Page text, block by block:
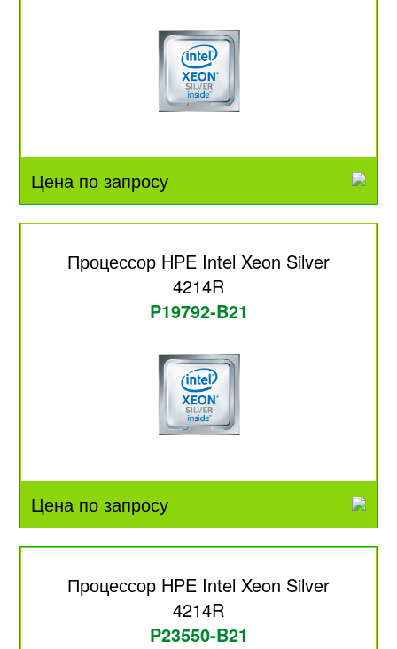
Цена по запросу
Процессор HPE Intel Xeon Silver
4214R
P19792-B21
Цена по запросу
Процессор HPE Intel Xeon Silver
4214R
P23550-B21